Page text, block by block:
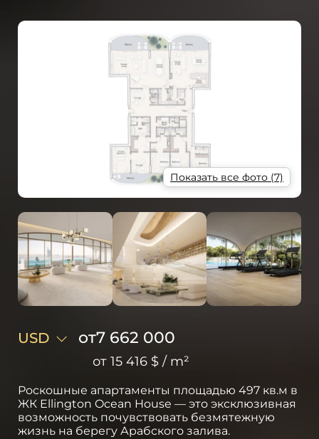
Роскошные апартаменты площадью 497 кв.м в
ЖК Ellington Ocean House — это эксклюзивная
возможность почувствовать безмятежную
жизнь на берегу Арабского залива.
USD от7 662 000
от 15 416 $ / m²
Показать все фото (7)